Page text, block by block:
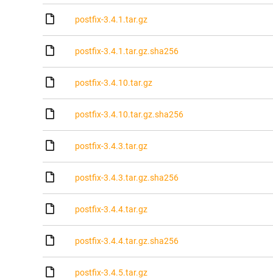
postfix-3.4.1.tar.gz
postfix-3.4.1.tar.gz.sha256
postfix-3.4.10.tar.gz
postfix-3.4.10.tar.gz.sha256
postfix-3.4.3.tar.gz
postfix-3.4.3.tar.gz.sha256
postfix-3.4.4.tar.gz
postfix-3.4.4.tar.gz.sha256
postfix-3.4.5.tar.gz